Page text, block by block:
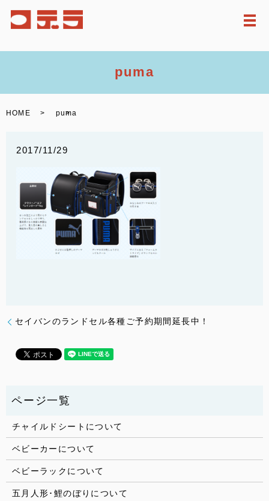
メ
puma
HOME puma
2017/11/29
セイバンのランドセル各種ご予約期間延長中！
チャイルドシートについて
ベビーカーについて
ベビーラックについて
五月人形･鯉のぼりについて